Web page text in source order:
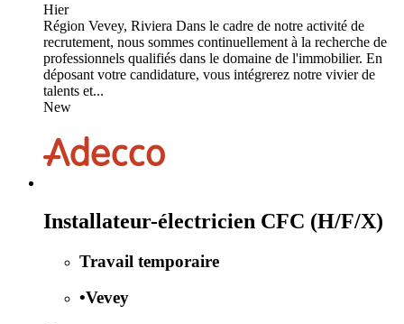
Hier
Région Vevey, Riviera Dans le cadre de notre activité de
recrutement, nous sommes continuellement à la recherche de
professionnels qualifiés dans le domaine de l'immobilier. En
déposant votre candidature, vous intégrerez notre vivier de
talents et...
New
Installateur-électricien CFC (H/F/X)
Travail temporaire
•Vevey